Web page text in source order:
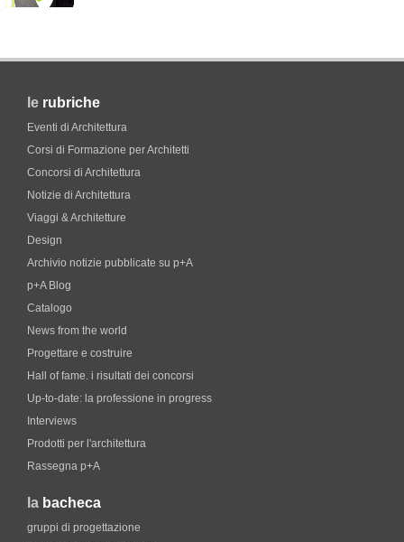
le rubriche
Eventi di Architettura
Corsi di Formazione per Architetti
Concorsi di Architettura
Notizie di Architettura
Viaggi & Architetture
Design
Archivio notizie pubblicate su p+A
p+A Blog
Catalogo
News from the world
Progettare e costruire
Hall of fame. i risultati dei concorsi
Up-to-date: la professione in progress
Interviews
Prodotti per l'architettura
Rassegna p+A
la bacheca
gruppi di progettazione